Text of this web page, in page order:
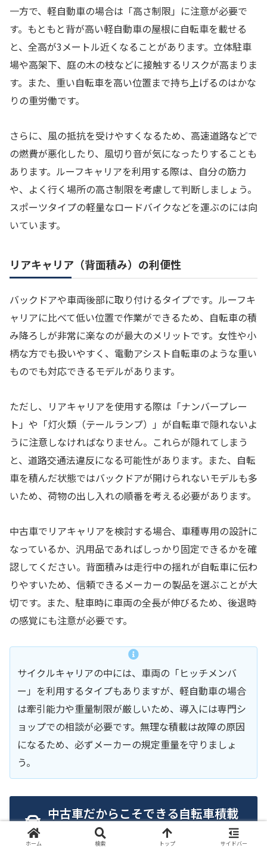
一方で、軽自動車の場合は「高さ制限」に注意が必要で
す。もともと背が高い軽自動車の屋根に自転車を載せる
と、全高が3メートル近くなることがあります。立体駐車
場や高架下、庭の木の枝などに接触するリスクが高まりま
す。また、重い自転車を高い位置まで持ち上げるのはかな
りの重労働です。
さらに、風の抵抗を受けやすくなるため、高速道路などで
の燃費が悪化したり、風切り音が気になったりすることも
あります。ルーフキャリアを利用する際は、自分の筋力
や、よく行く場所の高さ制限を考慮して判断しましょう。
スポーツタイプの軽量なロードバイクなどを運ぶのには向
いています。
リアキャリア（背面積み）の利便性
バックドアや車両後部に取り付けるタイプです。ルーフキ
ャリアに比べて低い位置で作業ができるため、自転車の積
み降ろしが非常に楽なのが最大のメリットです。女性や小
柄な方でも扱いやすく、電動アシスト自転車のような重い
ものでも対応できるモデルがあります。
ただし、リアキャリアを使用する際は「ナンバープレー
ト」や「灯火類（テールランプ）」が自転車で隠れないよ
うに注意しなければなりません。これらが隠れてしまう
と、道路交通法違反になる可能性があります。また、自転
車を積んだ状態ではバックドアが開けられないモデルも多
いため、荷物の出し入れの順番を考える必要があります。
中古車でリアキャリアを検討する場合、車種専用の設計に
なっているか、汎用品であればしっかり固定できるかを確
認してください。背面積みは走行中の揺れが自転車に伝わ
りやすいため、信頼できるメーカーの製品を選ぶことが大
切です。また、駐車時に車両の全長が伸びるため、後退時
の感覚にも注意が必要です。
サイクルキャリアの中には、車両の「ヒッチメンバ
ー」を利用するタイプもありますが、軽自動車の場合
は牽引能力や重量制限が厳しいため、導入には専門シ
ョップでの相談が必要です。無理な積載は故障の原因
になるため、必ずメーカーの規定重量を守りましょ
う。
中古車だからこそできる自転車積載
の工夫とメンテナンス
ホーム 検索 トップ サイドバー